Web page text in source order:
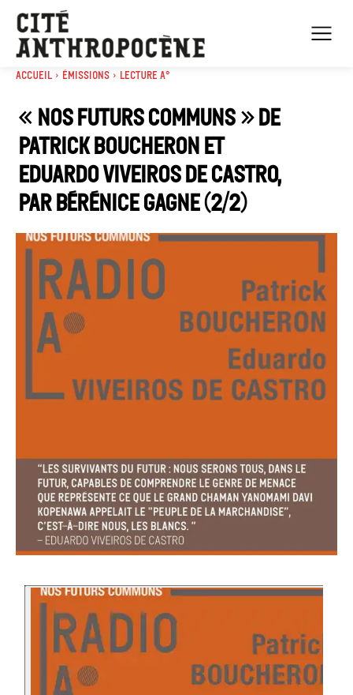
Accueil Émissions Lecture A°
« Nos futurs communs » de
Patrick Boucheron et
Eduardo Viveiros de Castro,
par Bérénice Gagne (2/2)